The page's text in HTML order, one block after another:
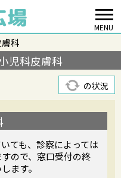
MENU
科
児科皮膚科
の状況
ても、診察によっては
ので、窓口受付の終
ます。